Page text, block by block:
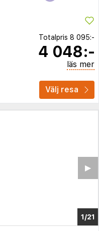
Totalpris 8 095:-
4 048:-
läs mer
Välj resa
1/16
▶︎